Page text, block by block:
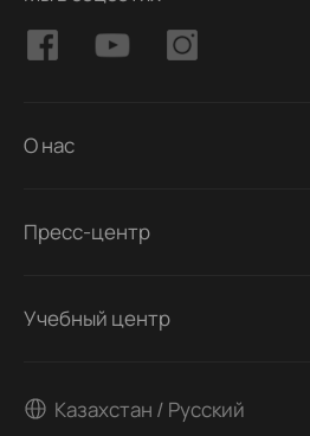
О нас
Пресс-центр
Учебный центр
Казахстан / Русский